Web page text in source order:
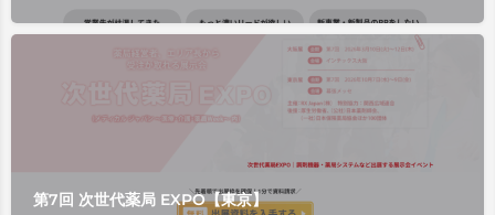
第7回 次世代薬局 EXPO【東京】